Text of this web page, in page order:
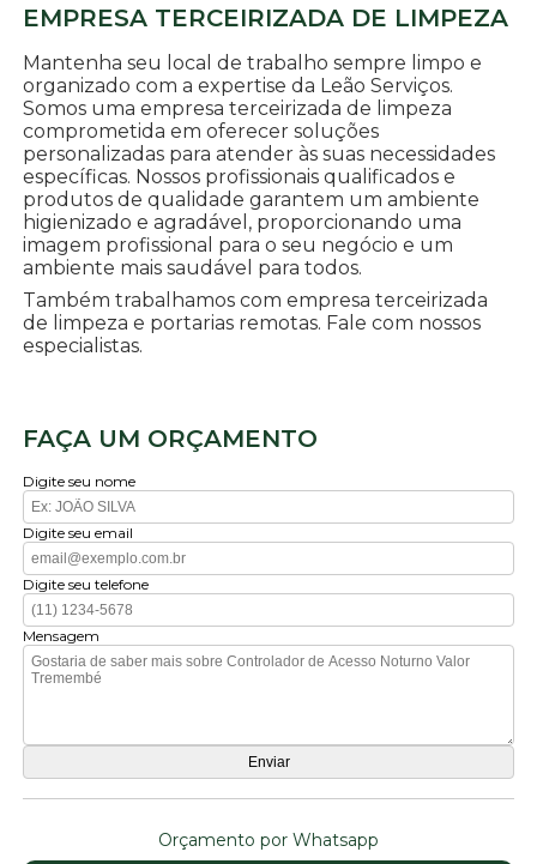
EMPRESA TERCEIRIZADA DE LIMPEZA
Mantenha seu local de trabalho sempre limpo e
organizado com a expertise da Leão Serviços.
Somos uma empresa terceirizada de limpeza
comprometida em oferecer soluções
personalizadas para atender às suas necessidades
específicas. Nossos profissionais qualificados e
produtos de qualidade garantem um ambiente
higienizado e agradável, proporcionando uma
imagem profissional para o seu negócio e um
ambiente mais saudável para todos.
Também trabalhamos com empresa terceirizada
de limpeza e portarias remotas. Fale com nossos
especialistas.
FAÇA UM ORÇAMENTO
Digite seu nome
Digite seu email
Digite seu telefone
Mensagem
Orçamento por Whatsapp